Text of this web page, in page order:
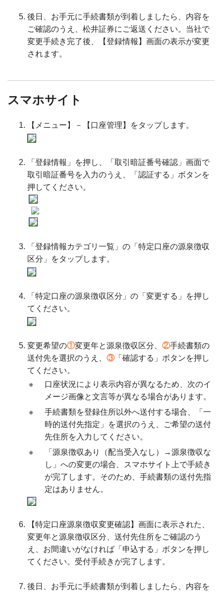
後日、お手元に手続書類が到着しましたら、内容を
ご確認のうえ、松井証券にご返送ください。当社で
変更手続き完了後、【登録情報】画面の表示が変更
されます。
スマホサイト
【メニュー】－【口座管理】をタップします。
「登録情報」を押し、「取引暗証番号確認」画面で
取引暗証番号を入力のうえ、「認証する」ボタンを
押してください。
「登録情報カテゴリ一覧」の「特定口座の源泉徴収
区分」をタップします。
「特定口座の源泉徴収区分」の「変更する」を押し
てください。
変更希望の①変更年と源泉徴収区分、 ②手続書類の
送付先を選択のうえ、 ③「確認する」ボタンを押し
てください。
※
口座状況により表示内容が異なるため、次のイ
メージ画像と文言等が異なる場合があります。
※
手続書類を登録住所以外へ送付する場合、「一
時的送付先指定」を選択のうえ、ご希望の送付
先住所を入力してください。
※
「源泉徴収あり（配当受入なし）→源泉徴収な
し」への変更の場合、スマホサイト上で手続き
が完了します。そのため、手続書類の送付先指
定はありません。
【特定口座源泉徴収変更確認】画面に表示された、
変更年と源泉徴収区分、送付先住所をご確認のう
え、お間違いがなければ「申込する」ボタンを押し
てください。受付手続きが完了します。
後日、お手元に手続書類が到着しましたら、内容を